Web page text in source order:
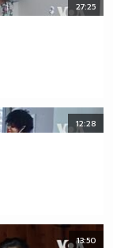
27:25
12:28
13:50